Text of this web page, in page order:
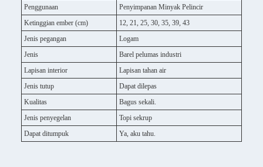
Penggunaan
Penyimpanan Minyak Pelincir
Ketinggian ember (cm)
12, 21, 25, 30, 35, 39, 43
Jenis pegangan
Logam
Jenis
Barel pelumas industri
Lapisan interior
Lapisan tahan air
Jenis tutup
Dapat dilepas
Kualitas
Bagus sekali.
Jenis penyegelan
Topi sekrup
Dapat ditumpuk
Ya, aku tahu.